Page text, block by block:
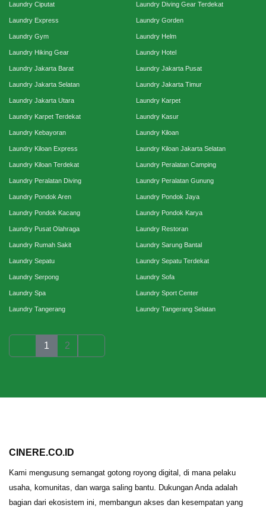
Laundry Ciputat Laundry Diving Gear Terdekat
Laundry Express Laundry Gorden
Laundry Gym Laundry Helm
Laundry Hiking Gear Laundry Hotel
Laundry Jakarta Barat Laundry Jakarta Pusat
Laundry Jakarta Selatan Laundry Jakarta Timur
Laundry Jakarta Utara Laundry Karpet
Laundry Karpet Terdekat Laundry Kasur
Laundry Kebayoran Laundry Kiloan
Laundry Kiloan Express Laundry Kiloan Jakarta Selatan
Laundry Kiloan Terdekat Laundry Peralatan Camping
Laundry Peralatan Diving Laundry Peralatan Gunung
Laundry Pondok Aren Laundry Pondok Jaya
Laundry Pondok Kacang Laundry Pondok Karya
Laundry Pusat Olahraga Laundry Restoran
Laundry Rumah Sakit Laundry Sarung Bantal
Laundry Sepatu Laundry Sepatu Terdekat
Laundry Serpong Laundry Sofa
Laundry Spa Laundry Sport Center
Laundry Tangerang Laundry Tangerang Selatan
1 2
CINERE.CO.ID
Kami mengusung semangat gotong royong digital, di mana pelaku
usaha, komunitas, dan warga saling bantu. Dukungan Anda adalah
bagian dari ekosistem ini, membangun akses dan kesempatan yang